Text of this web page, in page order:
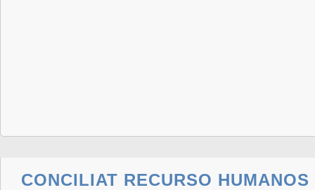
CONCILIAT RECURSO HUMANOS